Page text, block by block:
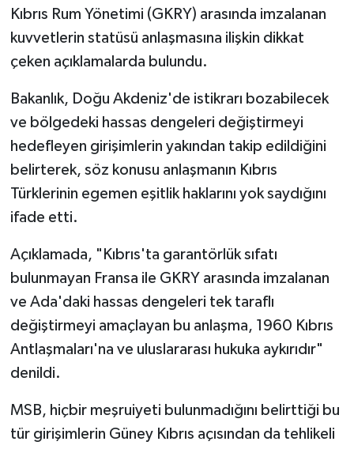
Kıbrıs Rum Yönetimi (GKRY) arasında imzalanan
kuvvetlerin statüsü anlaşmasına ilişkin dikkat
çeken açıklamalarda bulundu.
Bakanlık, Doğu Akdeniz'de istikrarı bozabilecek
ve bölgedeki hassas dengeleri değiştirmeyi
hedefleyen girişimlerin yakından takip edildiğini
belirterek, söz konusu anlaşmanın Kıbrıs
Türklerinin egemen eşitlik haklarını yok saydığını
ifade etti.
Açıklamada, "Kıbrıs'ta garantörlük sıfatı
bulunmayan Fransa ile GKRY arasında imzalanan
ve Ada'daki hassas dengeleri tek taraflı
değiştirmeyi amaçlayan bu anlaşma, 1960 Kıbrıs
Antlaşmaları'na ve uluslararası hukuka aykırıdır"
denildi.
MSB, hiçbir meşruiyeti bulunmadığını belirttiği bu
tür girişimlerin Güney Kıbrıs açısından da tehlikeli